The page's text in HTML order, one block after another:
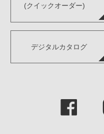
(クイックオーダー)
デジタルカタログ